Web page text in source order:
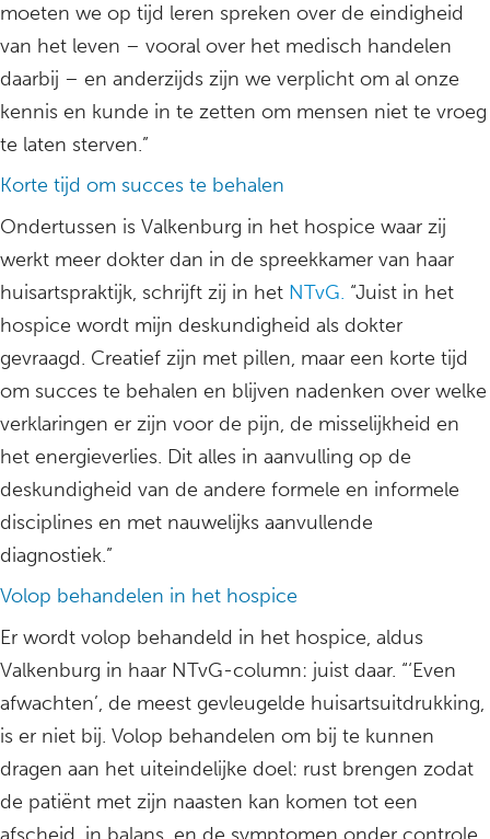
moeten we op tijd leren spreken over de eindigheid
van het leven – vooral over het medisch handelen
daarbij – en anderzijds zijn we verplicht om al onze
kennis en kunde in te zetten om mensen niet te vroeg
te laten sterven.”
Korte tijd om succes te behalen
Ondertussen is Valkenburg in het hospice waar zij
werkt meer dokter dan in de spreekkamer van haar
huisartspraktijk, schrijft zij in het NTvG. “Juist in het
hospice wordt mijn deskundigheid als dokter
gevraagd. Creatief zijn met pillen, maar een korte tijd
om succes te behalen en blijven nadenken over welke
verklaringen er zijn voor de pijn, de misselijkheid en
het energieverlies. Dit alles in aanvulling op de
deskundigheid van de andere formele en informele
disciplines en met nauwelijks aanvullende
diagnostiek.”
Volop behandelen in het hospice
Er wordt volop behandeld in het hospice, aldus
Valkenburg in haar NTvG-column: juist daar. “‘Even
afwachten’, de meest gevleugelde huisartsuitdrukking,
is er niet bij. Volop behandelen om bij te kunnen
dragen aan het uiteindelijke doel: rust brengen zodat
de patiënt met zijn naasten kan komen tot een